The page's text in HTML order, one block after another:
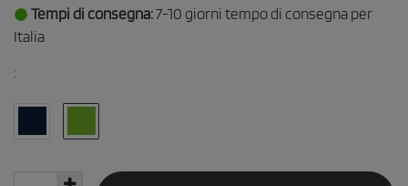
Tempi di consegna:7-10 giorni tempo di consegna per
Italia
: